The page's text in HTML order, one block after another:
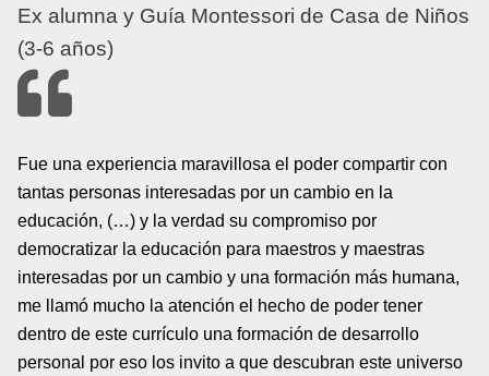
Ex alumna y Guía Montessori de Casa de Niños
(3-6 años)
Fue una experiencia maravillosa el poder compartir con
tantas personas interesadas por un cambio en la
educación, (…) y la verdad su compromiso por
democratizar la educación para maestros y maestras
interesadas por un cambio y una formación más humana,
me llamó mucho la atención el hecho de poder tener
dentro de este currículo una formación de desarrollo
personal por eso los invito a que descubran este universo